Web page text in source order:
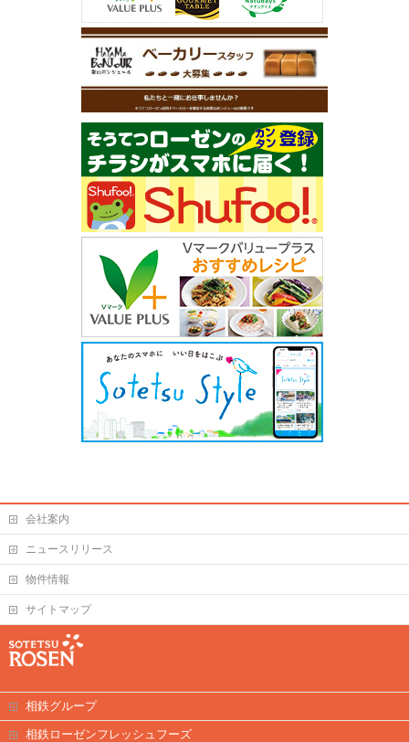
会社案内
ニュースリリース
物件情報
サイトマップ
相鉄グループ
相鉄ローゼンフレッシュフーズ